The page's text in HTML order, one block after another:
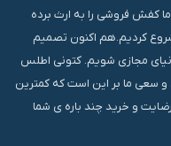
کفش فروشی را به ارث برده
کردیم.هم اکنون تصمیم
مجازی شویم. کتونی اطلس
و سعی ما بر این است که کمترین
و خرید چند باره ی شما